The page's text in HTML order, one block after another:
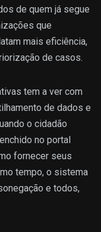
de quem já segue
que
mais eficiência,
de casos.
tem a ver com
de dados e
o cidadão
no portal
fornecer seus
tempo, o sistema
e todos,